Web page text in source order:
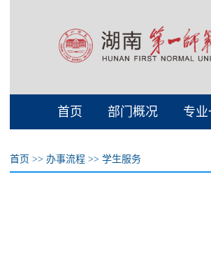
首页 部门概况 专
首页 >> 办事流程 >> 学生服务